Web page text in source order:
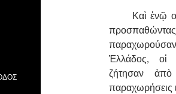
Καὶ ἐνῷ
παραχωρούσαν
Ἑλλάδος, οἱ
ζήτησαν
παραχωρήσεις